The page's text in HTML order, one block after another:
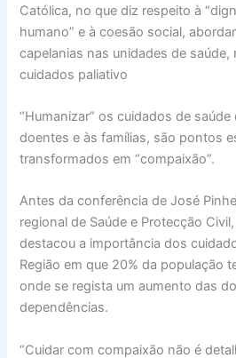
Católica, no que diz respeito à
humano” e à coesão social,
capelanias nas unidades de
cuidados paliativo
“Humanizar” os cuidados de
doentes e às famílias, são pontos
transformados em “compaixão”.
Antes da conferência de José
regional de Saúde e Protecção
destacou a importância dos
Região em que 20% da população
onde se regista um aumento das
dependências.
“Cuidar com compaixão não é